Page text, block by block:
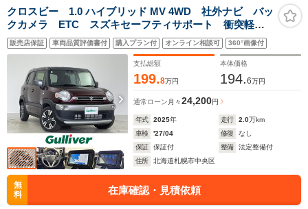
クロスビー 1.0 ハイブリッド MV 4WD 社外ナビ バッ
クカメラ ETC スズキセーフティサポート 衝突軽
減 レーンキープアシスト レーダークルーズコントロ
ール 前後誤発進抑制 後退時ブレーキアシスト オー
トマチックハイビーム パドルシフト
販売店保証 車両品質評価書付 購入プラン付 オンライン相談可 360°画像付
支払総額
199.8万円
本体価格
194.6万円
通常ローン 月々24,200円
年式 2025年 走行 2.0万km
車検
'27/04 修復
なし
保証
保証付 整備
法定整備付
住所
北海道札幌市中央区
無
料
在庫確認・見積依頼